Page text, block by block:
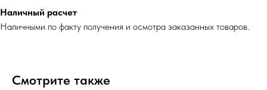
Наличный расчет
Наличными по факту получения и осмотра заказанных товаров.
Смотрите также